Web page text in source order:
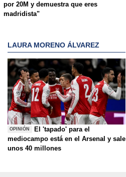
por 20M y demuestra que eres
madridista"
LAURA MORENO ÁLVAREZ
OPINIÓN
El 'tapado' para el
mediocampo está en el Arsenal y sale
unos 40 millones